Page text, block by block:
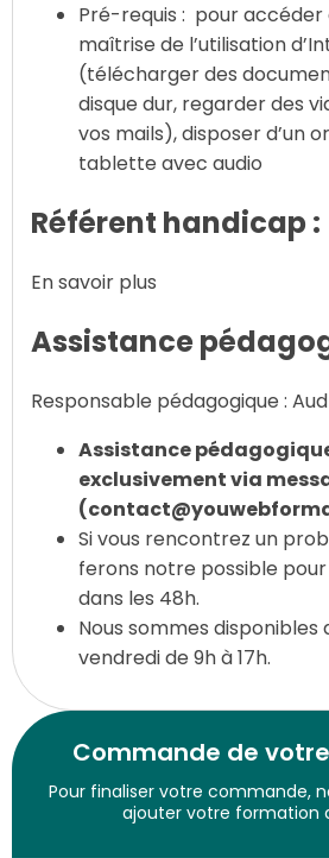
Pré-requis : pour accéder
maîtrise de l’utilisation
(télécharger des
disque dur, regarder des
vos mails), disposer d’un
tablette avec audio
Référent handicap :
En savoir plus
Assistance
Responsable pédagogique :
Assistance
exclusivement via
Si vous rencontrez un
ferons notre possible
dans les 48h.
Nous sommes disponibles
vendredi de 9h à 17h.
Commande de
Pour finaliser votre commande,
ajouter votre formation